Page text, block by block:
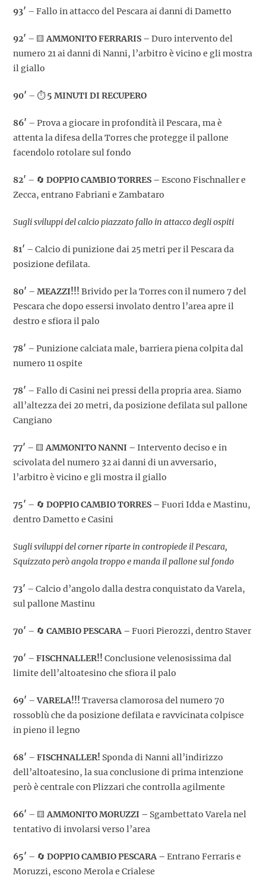
93′ – Fallo in attacco del Pescara ai danni di Dametto
92′ – 🟨AMMONITO FERRARIS – Duro intervento del
numero 21 ai danni di Nanni, l’arbitro è vicino e gli mostra
il giallo
90′ – ⏱️5 MINUTI DI RECUPERO
86′ – Prova a giocare in profondità il Pescara, ma è
attenta la difesa della Torres che protegge il pallone
facendolo rotolare sul fondo
82′ – 🔄 DOPPIO CAMBIO TORRES – Escono Fischnaller e
Zecca, entrano Fabriani e Zambataro
Sugli sviluppi del calcio piazzato fallo in attacco degli ospiti
81′ – Calcio di punizione dai 25 metri per il Pescara da
posizione defilata.
80′ – MEAZZI!!! Brivido per la Torres con il numero 7 del
Pescara che dopo essersi involato dentro l’area apre il
destro e sfiora il palo
78′ – Punizione calciata male, barriera piena colpita dal
numero 11 ospite
78′ – Fallo di Casini nei pressi della propria area. Siamo
all’altezza dei 20 metri, da posizione defilata sul pallone
Cangiano
77′ – 🟨AMMONITO NANNI – Intervento deciso e in
scivolata del numero 32 ai danni di un avversario,
l’arbitro è vicino e gli mostra il giallo
75′ – 🔄 DOPPIO CAMBIO TORRES – Fuori Idda e Mastinu,
dentro Dametto e Casini
Sugli sviluppi del corner riparte in contropiede il Pescara,
Squizzato però angola troppo e manda il pallone sul fondo
73′ – Calcio d’angolo dalla destra conquistato da Varela,
sul pallone Mastinu
70′ – 🔄 CAMBIO PESCARA – Fuori Pierozzi, dentro Staver
70′ – FISCHNALLER!! Conclusione velenosissima dal
limite dell’altoatesino che sfiora il palo
69′ –VARELA!!! Traversa clamorosa del numero 70
rossoblù che da posizione defilata e ravvicinata colpisce
in pieno il legno
68′ – FISCHNALLER! Sponda di Nanni all’indirizzo
dell’altoatesino, la sua conclusione di prima intenzione
però è centrale con Plizzari che controlla agilmente
66′ – 🟨AMMONITO MORUZZI – Sgambettato Varela nel
tentativo di involarsi verso l’area
65′ – 🔄 DOPPIO CAMBIO PESCARA – Entrano Ferraris e
Moruzzi, escono Merola e Crialese